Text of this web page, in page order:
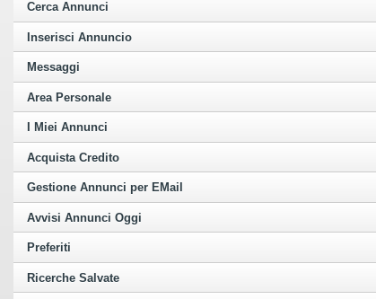
Cerca Annunci
Inserisci Annuncio
Messaggi
Area Personale
I Miei Annunci
Acquista Credito
Gestione Annunci per EMail
Avvisi Annunci Oggi
Preferiti
Ricerche Salvate